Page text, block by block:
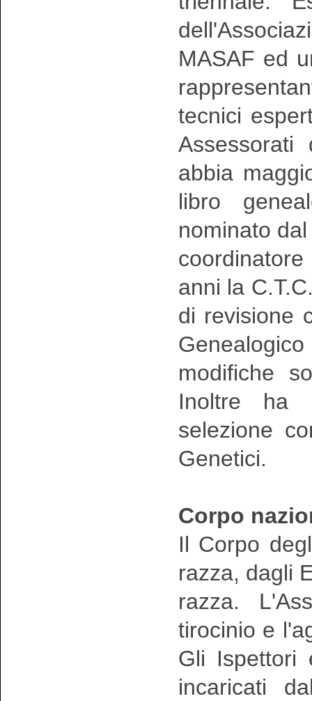
MASAF ed
tecnici
abbia
libro
nominato
anni la
di revisione
modifiche
Inoltre ha
selezione
Genetici.
Corpo
Il Corpo
razza, dagli
razza.
tirocinio e
Gli Ispettori
incaricati